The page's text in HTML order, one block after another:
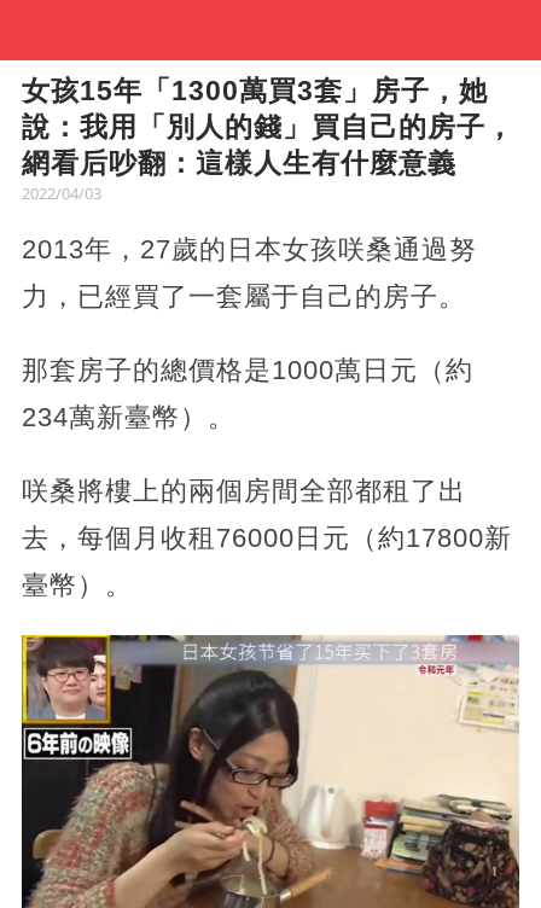
女孩15年「1300萬買3套」房子，她
說：我用「別人的錢」買自己的房子，
網看后吵翻：這樣人生有什麼意義
2022/04/03
2013年，27歲的日本女孩咲桑通過努
力，已經買了一套屬于自己的房子。
那套房子的總價格是1000萬日元（約
234萬新臺幣）。
咲桑將樓上的兩個房間全部都租了出
去，每個月收租76000日元（約17800新
臺幣）。